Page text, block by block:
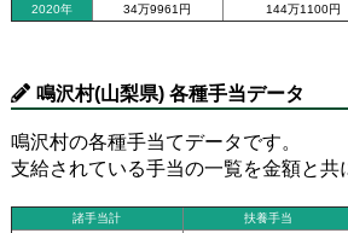
2020年
34万9961円 144万1100円
鳴沢村(山梨県) 各種手当データ
鳴沢村の各種手当てデータです。
支給されている手当の一覧を金額と共
諸手当計 扶養手当